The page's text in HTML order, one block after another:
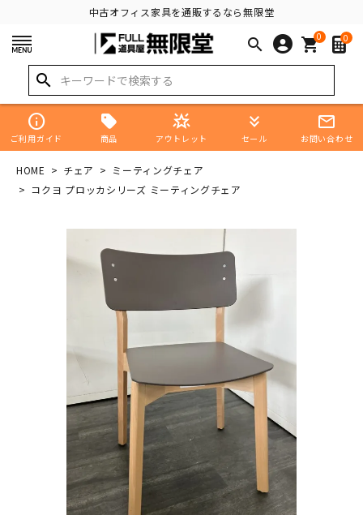
中古オフィス家具を通販するなら無限堂
search 0
shopping_cart 0
search
info
ご利用ガイド 商品
star_shine
アウトレット
keyboard_double_arrow_down
セール
mail_outline
お問い合わせ
HOME チェア
ミーティングチェア
コクヨ プロッカシリーズ ミーティングチェア